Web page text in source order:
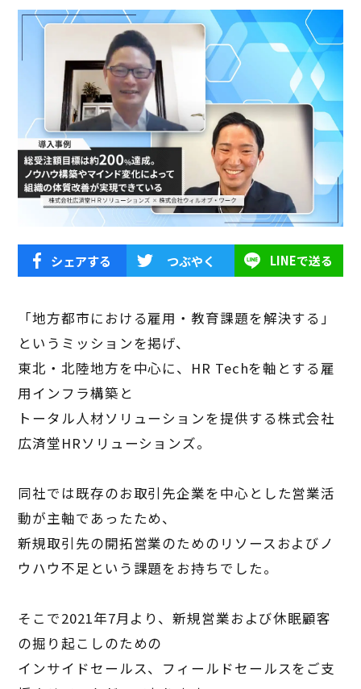
シェアする つぶやく LINEで送る
「地方都市における雇用・教育課題を解決する」
というミッションを掲げ、
東北・北陸地方を中心に、 HR Techを軸とする雇
用インフラ構築と
トータル人材ソリューションを提供する株式会社
広済堂HRソリューションズ。
同社では既存のお取引先企業を中心とした営業活
動が主軸であったため、
新規取引先の開拓営業のためのリソースおよびノ
ウハウ不足という課題をお持ちでした。
そこで2021年7月より、新規営業および休眠顧客
の掘り起こしのための
インサイドセールス、フィールドセールスをご支